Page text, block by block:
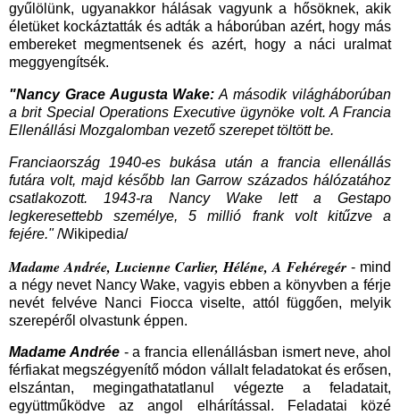
gyűlölünk, ugyanakkor hálásak vagyunk a hősöknek, akik
életüket kockáztatták és adták a háborúban azért, hogy más
embereket megmentsenek és azért, hogy a náci uralmat
meggyengítsék.
"Nancy Grace Augusta Wake: A második világháborúban
a brit Special Operations Executive ügynöke volt. A Francia
Ellenállási Mozgalomban vezető szerepet töltött be.
Franciaország 1940-es bukása után a francia ellenállás
futára volt, majd később Ian Garrow százados hálózatához
csatlakozott. 1943-ra Nancy Wake lett a Gestapo
legkeresettebb személye, 5 millió frank volt kitűzve a
fejére."/Wikipedia/
Madame Andrée, Lucienne Carlier, Héléne, A Fehéregér - mind
a négy nevet Nancy Wake, vagyis ebben a könyvben a férje
nevét felvéve Nanci Fiocca viselte, attól függően, melyik
szerepéről olvastunk éppen.
Madame Andrée- a francia ellenállásban ismert neve, ahol
férfiakat megszégyenítő módon vállalt feladatokat és erősen,
elszántan, megingathatatlanul végezte a feladatait,
együttműködve az angol elhárítással. Feladatai közé